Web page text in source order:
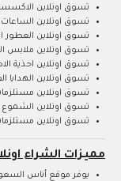
تسوق اونلاين
تسوق اونلاين الساعات
تسوق اونلاين العطور
تسوق اونلاين ملابس
تسوق اونلاين احذية
تسوق اونلاين الهدايا
تسوق اونلاين
تسوق اونلاين
تسوق اونلاين
مميزات الشراء
يوفر موقع أناس